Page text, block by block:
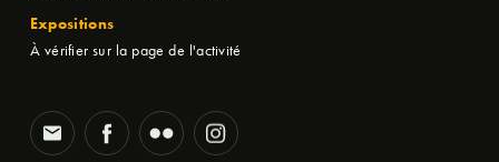
Expositions
À vérifier sur la page de l'activité